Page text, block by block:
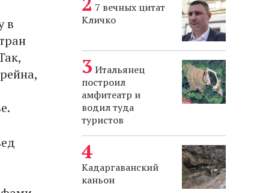
в
7 вечных цитат
Кличко
Итальянец
построил
амфитеатр и
водил туда
туристов
Кадаргаванский
каньон